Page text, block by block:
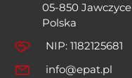
05-850 Jawczyce
Polska
NIP: 1182125681
info@epat.pl